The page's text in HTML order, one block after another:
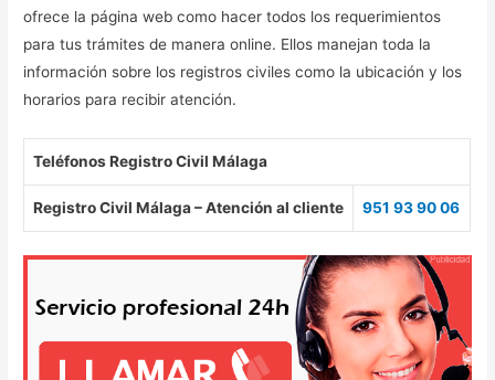
ofrece la página web como hacer todos los requerimientos
para tus trámites de manera online. Ellos manejan toda la
información sobre los registros civiles como la ubicación y los
horarios para recibir atención.
Teléfonos Registro Civil Málaga
Registro Civil Málaga – Atención al cliente 951 93 90 06